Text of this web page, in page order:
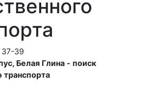
37-39
Белая Глина - поиск
транспорта